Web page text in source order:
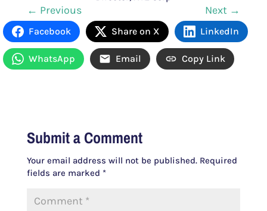
← Previous Next →
Facebook Share on X LinkedIn
WhatsApp Email Copy Link
Submit a Comment
Your email address will not be published. Required
fields are marked *